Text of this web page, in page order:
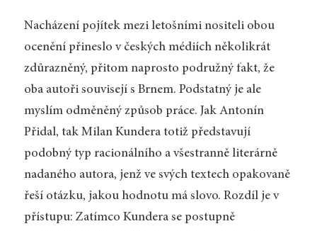
Nacházení pojítek mezi letošními nositeli obou
ocenění přineslo v českých médiích několikrát
zdůrazněný, přitom naprosto podružný fakt, že
oba autoři souvisejí s Brnem. Podstatný je ale
myslím odměněný způsob práce. Jak Antonín
Přidal, tak Milan Kundera totiž představují
podobný typ racionálního a všestranně literárně
nadaného autora, jenž ve svých textech opakovaně
řeší otázku, jakou hodnotu má slovo. Rozdíl je v
přístupu: Zatímco Kundera se postupně